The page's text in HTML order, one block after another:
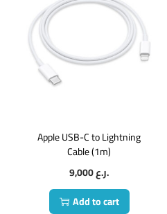
Apple USB-C to Lightning
Cable (1m)
9,000
ر.ع.
Add to cart